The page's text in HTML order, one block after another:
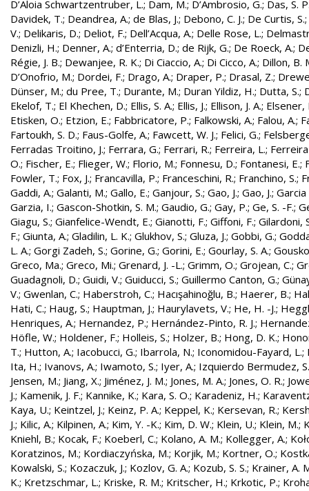
D’Aloia Schwartzentruber, L.; Dam, M.; D’Ambrosio, G.; Das, S.
Davidek, T.; Deandrea, A.; de Blas, J.; Debono, C. J.; De Curtis, S.;
V.; Delikaris, D.; Deliot, F.; Dell’Acqua, A.; Delle Rose, L.;
Denizli, H.; Denner, A.; d’Enterria, D.; de Rijk, G.; De Roeck, A.;
Régie, J. B.; Dewanjee, R. K.; Di Ciaccio, A.; Di Cicco, A.; Dillon, B.
D’Onofrio, M.; Dordei, F.; Drago, A.; Draper, P.; Drasal, Z.;
Dünser, M.; du Pree, T.; Durante, M.; Duran Yildiz, H.; Dutta, S.;
Ekelof, T.; El Khechen, D.; Ellis, S. A.; Ellis, J.; Ellison, J. A.; Elsener,
Etisken, O.; Etzion, E.; Fabbricatore, P.; Falkowski, A.; Falou, A.;
Fartoukh, S. D.; Faus-Golfe, A.; Fawcett, W. J.; Felici, G.;
Ferradas Troitino, J.; Ferrara, G.; Ferrari, R.; Ferreira, L.;
O.; Fischer, E.; Flieger, W.; Florio, M.; Fonnesu, D.; Fontanesi, E.;
Fowler, T.; Fox, J.; Francavilla, P.; Franceschini, R.; Franchino, S.;
Gaddi, A.; Galanti, M.; Gallo, E.; Ganjour, S.; Gao, J.; Gao, J.; Garcia
Garzia, I.; Gascon-Shotkin, S. M.; Gaudio, G.; Gay, P.; Ge, S. -F.;
Giagu, S.; Gianfelice-Wendt, E.; Gianotti, F.; Giffoni, F.; Gilardoni,
F.; Giunta, A.; Gladilin, L. K.; Glukhov, S.; Gluza, J.; Gobbi, G.;
L. A.; Gorgi Zadeh, S.; Gorine, G.; Gorini, E.; Gourlay, S. A.;
Greco, Ma.; Greco, Mi.; Grenard, J. -L.; Grimm, O.; Grojean, C.;
Guadagnoli, D.; Guidi, V.; Guiducci, S.; Guillermo Canton, G.;
V.; Gwenlan, C.; Haberstroh, C.; Hacışahinoğlu, B.; Haerer, B.;
Hati, C.; Haug, S.; Hauptman, J.; Haurylavets, V.; He, H. -J.;
Henriques, A.; Hernandez, P.; Hernández-Pinto, R. J.;
Höfle, W.; Holdener, F.; Holleis, S.; Holzer, B.; Hong, D. K.;
T.; Hutton, A.; Iacobucci, G.; Ibarrola, N.; Iconomidou-Fayard, L.;
Ita, H.; Ivanovs, A.; Iwamoto, S.; Iyer, A.; Izquierdo Bermudez, S.
Jensen, M.; Jiang, X.; Jiménez, J. M.; Jones, M. A.; Jones, O. R.;
J.; Kamenik, J. F.; Kannike, K.; Kara, S. O.; Karadeniz, H.;
Kaya, U.; Keintzel, J.; Keinz, P. A.; Keppel, K.; Kersevan, R.;
J.; Kilic, A.; Kilpinen, A.; Kim, Y. -K.; Kim, D. W.; Klein, U.; Klein, M.;
Kniehl, B.; Kocak, F.; Koeberl, C.; Kolano, A. M.; Kollegger, A.;
Koratzinos, M.; Kordiaczyńska, M.; Korjik, M.; Kortner, O.;
Kowalski, S.; Kozaczuk, J.; Kozlov, G. A.; Kozub, S. S.; Krainer, A.
K.; Kretzschmar, L.; Kriske, R. M.; Kritscher, H.; Krkotic, P.;